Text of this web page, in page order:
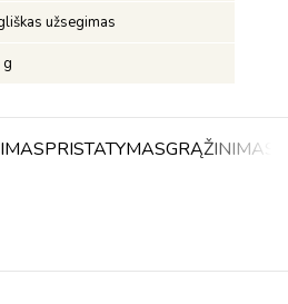
užsegimas
g
PRISTATYMASGRĄŽINIMAS